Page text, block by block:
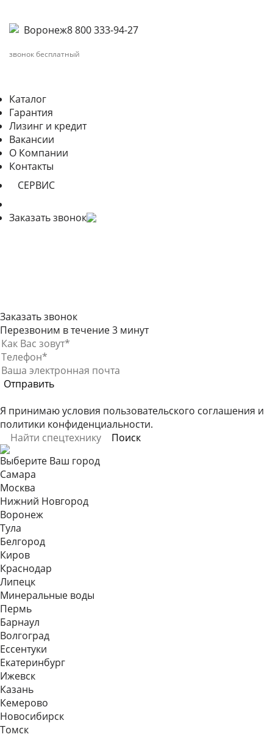
Воронеж8 800 333-94-27
звонок бесплатный
Каталог
Гарантия
Лизинг и кредит
Вакансии
О Компании
Контакты
СЕРВИС
Заказать звонок
Заказать звонок
Перезвоним в течение 3 минут
Я принимаю условия пользовательского соглашения и
политики конфиденциальности.
Выберите Ваш город
Самара
Москва
Нижний Новгород
Воронеж
Тула
Белгород
Киров
Краснодар
Липецк
Минеральные воды
Пермь
Барнаул
Волгоград
Еcсентуки
Екатеринбург
Ижевск
Казань
Кемерово
Новосибирск
Томск